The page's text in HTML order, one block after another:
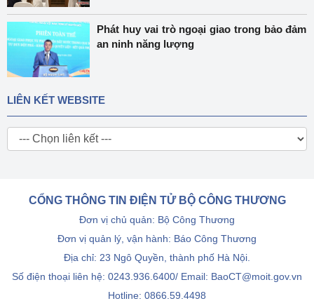
Phát huy vai trò ngoại giao trong bảo đảm
an ninh năng lượng
LIÊN KẾT WEBSITE
CỔNG THÔNG TIN ĐIỆN TỬ BỘ CÔNG THƯƠNG
Đơn vị chủ quản: Bộ Công Thương
Đơn vị quản lý, vận hành: Báo Công Thương
Địa chỉ: 23 Ngô Quyền, thành phố Hà Nội.
Số điện thoại liên hệ: 0243.936.6400/ Email: BaoCT@moit.gov.vn
Hotline: 0866.59.4498